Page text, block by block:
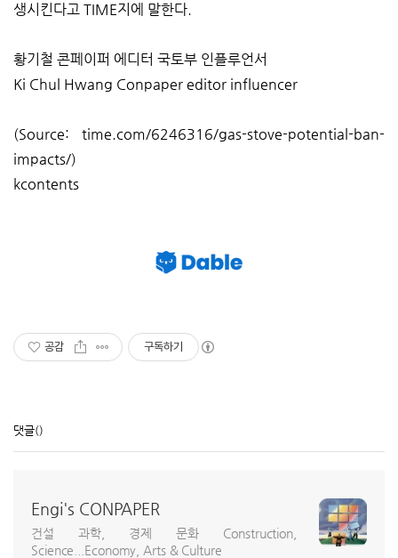
생시킨다고 TIME지에 말한다.
황기철 콘페이퍼 에디터 국토부 인플루언서
Ki Chul Hwang Conpaper editor influencer
(Source: time.com/6246316/gas-stove-potential-ban-
impacts/)
kcontents
공감 구독하기
댓글()
Engi's CONPAPER
건설 과학, 경제 문화 Construction,
Science...Economy, Arts & Culture